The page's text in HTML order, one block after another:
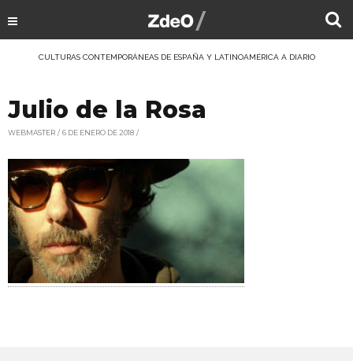
CULTURAS CONTEMPORÁNEAS DE ESPAÑA Y LATINOAMÉRICA A DIARIO
Julio de la Rosa
WEBMASTER 6 DE ENERO DE 2018